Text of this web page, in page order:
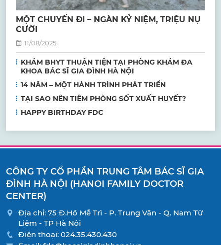
MỘT CHUYẾN ĐI – NGÀN KỶ NIỆM, TRIỆU NỤ
CƯỜI
11/08/2025
KHÁM BHYT THUẬN TIỆN TẠI PHÒNG KHÁM ĐA
KHOA BÁC SĨ GIA ĐÌNH HÀ NỘI
14 NĂM – MỘT HÀNH TRÌNH PHÁT TRIỂN
TẠI SAO NÊN TIÊM PHÒNG SỐT XUẤT HUYẾT?
HAPPY BIRTHDAY FDC
CÔNG TY CỔ PHẦN TRUNG TÂM BÁC SĨ GIA
ĐÌNH HÀ NỘI (HANOI FAMILY DOCTOR
CENTER)
Địa chỉ: 75 Đ.Hồ Mễ Trì - P. Trung Văn - Q. Nam Từ
Liêm - TP Hà Nội
Điện thoại: 024.35.430.430